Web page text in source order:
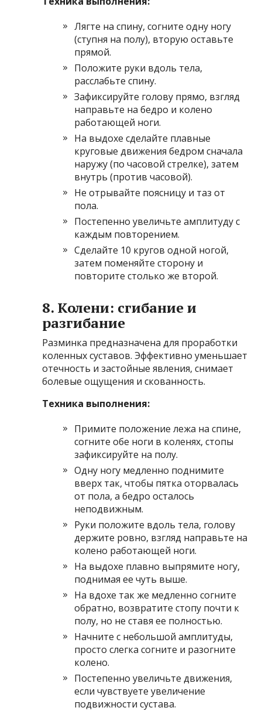
Лягте на спину, согните одну ногу
(ступня на полу), вторую оставьте
прямой.
Положите руки вдоль тела,
расслабьте спину.
Зафиксируйте голову прямо, взгляд
направьте на бедро и колено
работающей ноги.
На выдохе сделайте плавные
круговые движения бедром сначала
наружу (по часовой стрелке), затем
внутрь (против часовой).
Не отрывайте поясницу и таз от
пола.
Постепенно увеличьте амплитуду с
каждым повторением.
Сделайте 10 кругов одной ногой,
затем поменяйте сторону и
повторите столько же второй.
8. Колени: сгибание и
разгибание
Разминка предназначена для проработки
коленных суставов. Эффективно уменьшает
отечность и застойные явления, снимает
болевые ощущения и скованность.
Техника выполнения:
Примите положение лежа на спине,
согните обе ноги в коленях, стопы
зафиксируйте на полу.
Одну ногу медленно поднимите
вверх так, чтобы пятка оторвалась
от пола, а бедро осталось
неподвижным.
Руки положите вдоль тела, голову
держите ровно, взгляд направьте на
колено работающей ноги.
На выдохе плавно выпрямите ногу,
поднимая ее чуть выше.
На вдохе так же медленно согните
обратно, возвратите стопу почти к
полу, но не ставя ее полностью.
Начните с небольшой амплитуды,
просто слегка согните и разогните
колено.
Постепенно увеличьте движения,
если чувствуете увеличение
подвижности сустава.